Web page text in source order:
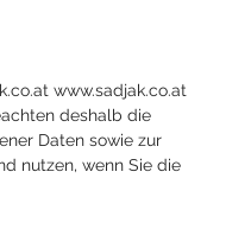
www.sadjak.co.at
deshalb die
Daten sowie zur
nutzen, wenn Sie die